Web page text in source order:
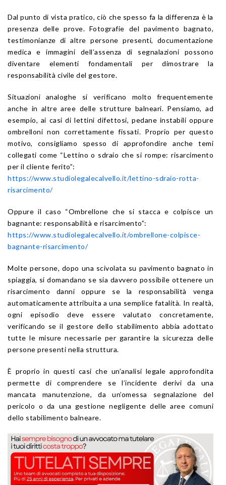
Dal punto di vista pratico, ciò che spesso fa la differenza è la
presenza delle prove. Fotografie del pavimento bagnato,
testimonianze di altre persone presenti, documentazione
medica e immagini dell’assenza di segnalazioni possono
diventare elementi fondamentali per dimostrare la
responsabilità civile del gestore.
Situazioni analoghe si verificano molto frequentemente
anche in altre aree delle strutture balneari. Pensiamo, ad
esempio, ai casi di lettini difettosi, pedane instabili oppure
ombrelloni non correttamente fissati. Proprio per questo
motivo, consigliamo spesso di approfondire anche temi
collegati come “Lettino o sdraio che si rompe: risarcimento
per il cliente ferito”:
https://www.studiolegalecalvello.it/lettino-sdraio-rotta-
risarcimento/
Oppure il caso “Ombrellone che si stacca e colpisce un
bagnante: responsabilità e risarcimento”:
https://www.studiolegalecalvello.it/ombrellone-colpisce-
bagnante-risarcimento/
Molte persone, dopo una scivolata su pavimento bagnato in
spiaggia, si domandano se sia davvero possibile ottenere un
risarcimento danni oppure se la responsabilità venga
automaticamente attribuita a una semplice fatalità. In realtà,
ogni episodio deve essere valutato concretamente,
verificando se il gestore dello stabilimento abbia adottato
tutte le misure necessarie per garantire la sicurezza delle
persone presenti nella struttura.
È proprio in questi casi che un’analisi legale approfondita
permette di comprendere se l’incidente derivi da una
mancata manutenzione, da un’omessa segnalazione del
pericolo o da una gestione negligente delle aree comuni
dello stabilimento balneare.